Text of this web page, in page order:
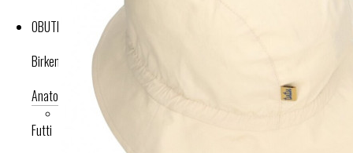
OBUTEV
Birkenstock
Anatomska obutev
Poletna kolekcija
Futti